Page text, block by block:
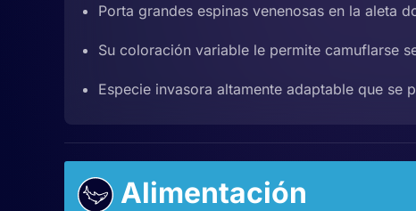
Porta grandes espinas venenosas en la aleta
Su coloración variable le permite camuflarse
Especie invasora altamente adaptable que se
Alimentación